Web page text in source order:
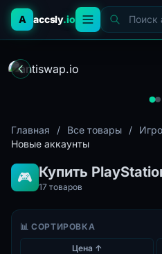
A accsly.io Поиск
Главная / Все товары /
Новые аккаунты
🎮 Купить
17 товаров
📊 СОРТИРОВКА
Цена ↑